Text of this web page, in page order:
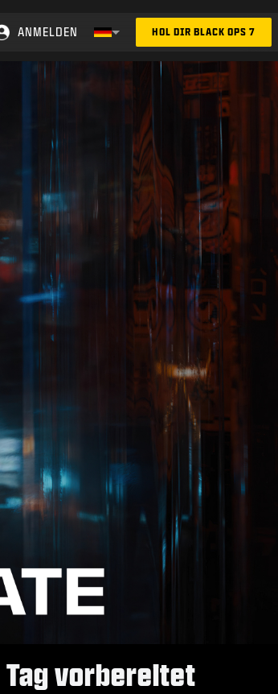
ANMELDEN
Choose your region
HOL DIR BLACK OPS 7
Tag vorbereitet